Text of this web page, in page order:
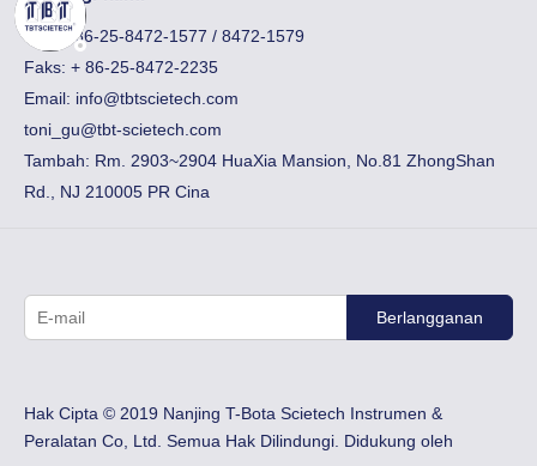
Telp: +86-25-8472-1577 / 8472-1579
Faks: ​+ 86-25-8472-2235
Email: info@tbtscietech.com
toni_gu@tbt-scietech.com
Tambah: Rm. 2903~2904 HuaXia Mansion, No.81 ZhongShan
Rd., NJ 210005 PR Cina
Berlangganan
Hak Cipta © 2019 Nanjing T-Bota Scietech Instrumen &
Peralatan Co, Ltd. Semua Hak Dilindungi. Didukung oleh